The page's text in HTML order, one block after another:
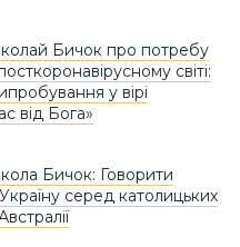
Бичок про потребу
світі:
у вірі
від Бога»
Бичок: Говорити
серед католицьких